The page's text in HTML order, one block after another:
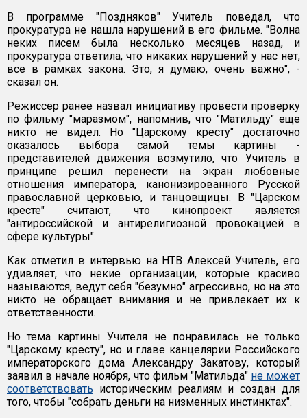
В программе "Поздняков" Учитель поведал, что
прокуратура не нашла нарушений в его фильме. "Волна
неких писем была несколько месяцев назад, и
прокуратура ответила, что никаких нарушений у нас нет,
все в рамках закона. Это, я думаю, очень важно", -
сказал он.
Режиссер ранее назвал инициативу провести проверку
по фильму "маразмом", напомнив, что "Матильду" еще
никто не видел. Но "Царскому кресту" достаточно
оказалось выбора самой темы картины -
представителей движения возмутило, что Учитель в
принципе решил перенести на экран любовные
отношения императора, канонизированного Русской
православной церковью, и танцовщицы. В "Царском
кресте" считают, что кинопроект является
"антироссийской и антирелигиозной провокацией в
сфере культуры".
Как отметил в интервью на НТВ Алексей Учитель, его
удивляет, что некие организации, которые красиво
называются, ведут себя "безумно" агрессивно, но на это
никто не обращает внимания и не привлекает их к
ответственности.
Но тема картины Учителя не понравилась не только
"Царскому кресту", но и главе канцелярии Российского
императорского дома Александру Закатову, который
заявил в начале ноября, что фильм "Матильда" не может
соответствовать историческим реалиям и создан для
того, чтобы "собрать деньги на низменных инстинктах".